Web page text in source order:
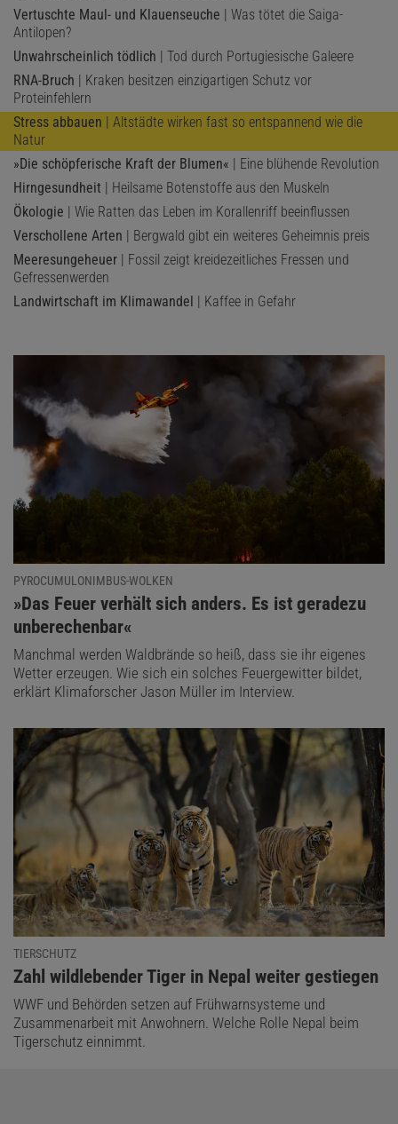
Vertuschte Maul- und Klauenseuche | Was tötet die Saiga-
Antilopen?
Unwahrscheinlich tödlich | Tod durch Portugiesische Galeere
RNA-Bruch | Kraken besitzen einzigartigen Schutz vor
Proteinfehlern
Stress abbauen | Altstädte wirken fast so entspannend wie die
Natur
»Die schöpferische Kraft der Blumen« | Eine blühende Revolution
Hirngesundheit | Heilsame Botenstoffe aus den Muskeln
Ökologie | Wie Ratten das Leben im Korallenriff beeinflussen
Verschollene Arten | Bergwald gibt ein weiteres Geheimnis preis
Meeresungeheuer | Fossil zeigt kreidezeitliches Fressen und
Gefressenwerden
Landwirtschaft im Klimawandel | Kaffee in Gefahr
PYROCUMULONIMBUS-WOLKEN
:
»Das Feuer verhält sich anders. Es ist geradezu
unberechenbar«
Manchmal werden Waldbrände so heiß, dass sie ihr eigenes
Wetter erzeugen. Wie sich ein solches Feuergewitter bildet,
erklärt Klimaforscher Jason Müller im Interview.
TIERSCHUTZ
:
Zahl wildlebender Tiger in Nepal weiter gestiegen
WWF und Behörden setzen auf Frühwarnsysteme und
Zusammenarbeit mit Anwohnern. Welche Rolle Nepal beim
Tigerschutz einnimmt.